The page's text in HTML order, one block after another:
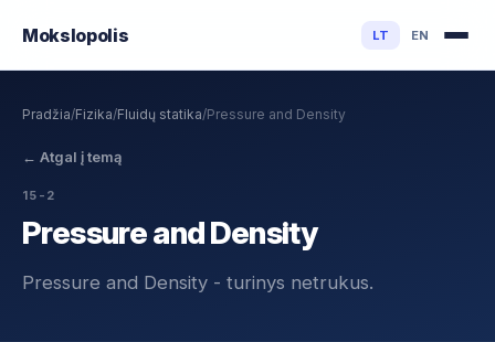
Mokslopolis LT EN
Pradžia/Fizika/Fluidų statika/Pressure and Density
← Atgal į temą
15-2
Pressure and Density
Pressure and Density - turinys netrukus.